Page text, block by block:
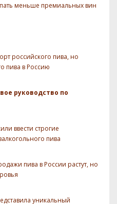
меньше премиальных вин
российского пива, но
пива в Россию
руководство по
ввести строгие
пива
пива в России растут, но
уникальный